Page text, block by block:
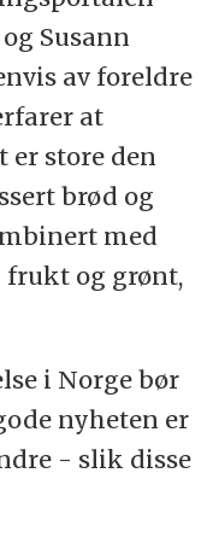
Susann
av foreldre
at
store den
brød og
med
frukt og grønt,
i Norge bør
nyheten er
- slik disse